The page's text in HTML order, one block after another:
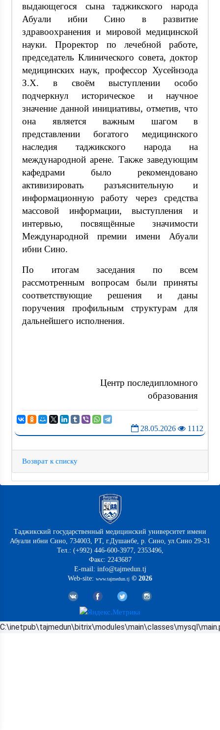
выдающегося сына таджикского народа
Абуали ибни Сино в развитие
здравоохранения и мировой медицинской
науки. Проректор по лечебной работе,
председатель Клинического совета, доктор
медицинских наук, профессор Хусейнзода
З.Х. в своём выступлении особо
подчеркнул историческое и научное
значение данной инициативы, отметив, что
она является важным шагом в
представлении богатого медицинского
наследия таджикского народа на
международной арене. Также заведующим
кафедрами было рекомендовано
активизировать разъяснительную и
информационную работу через средства
массовой информации, выступления и
интервью, посвящённые значимости
Международной премии имени Абуали
ибни Сино.
По итогам заседания по всем
рассмотренным вопросам были приняты
соответствующие решения и даны
поручения профильным структурам для
дальнейшего исполнения.
Центр последипломного
образования
28.05.2026 1112
Возврат к списку
Таджикский государственный медицинский университет имени
Абуали ибни Сино, 734003, РТ, г.Душанбе, р. Сино, ул.Сино 29-31
Тел.: (+992) 446-600-3977, 2353496,
Факс: 2243687
E-mail: info@tajmedun.tj
Web-site: www.tajmedun.tj © 2026